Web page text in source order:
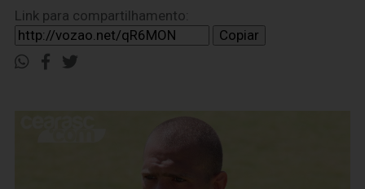
Link para compartilhamento:
Copiar